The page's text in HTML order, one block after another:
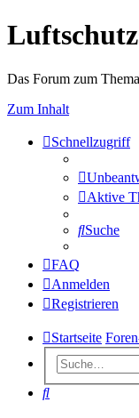
Das Forum zum
Zum Inhalt
Schnellzugriff
Aktive
Suche
FAQ
Anmelden
Registrieren
Startseite
Suche